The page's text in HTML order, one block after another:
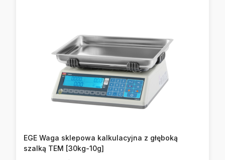
EGE Waga sklepowa kalkulacyjna z głęboką
szalką TEM [30kg-10g]